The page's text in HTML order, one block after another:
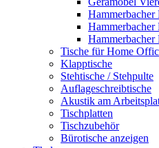
Tische für Home
Klapptische
Stehtische / Stehpulte
Auflageschreibtische
Akustik am
Tischplatten
Tischzubehör
Bürotische anzeigen